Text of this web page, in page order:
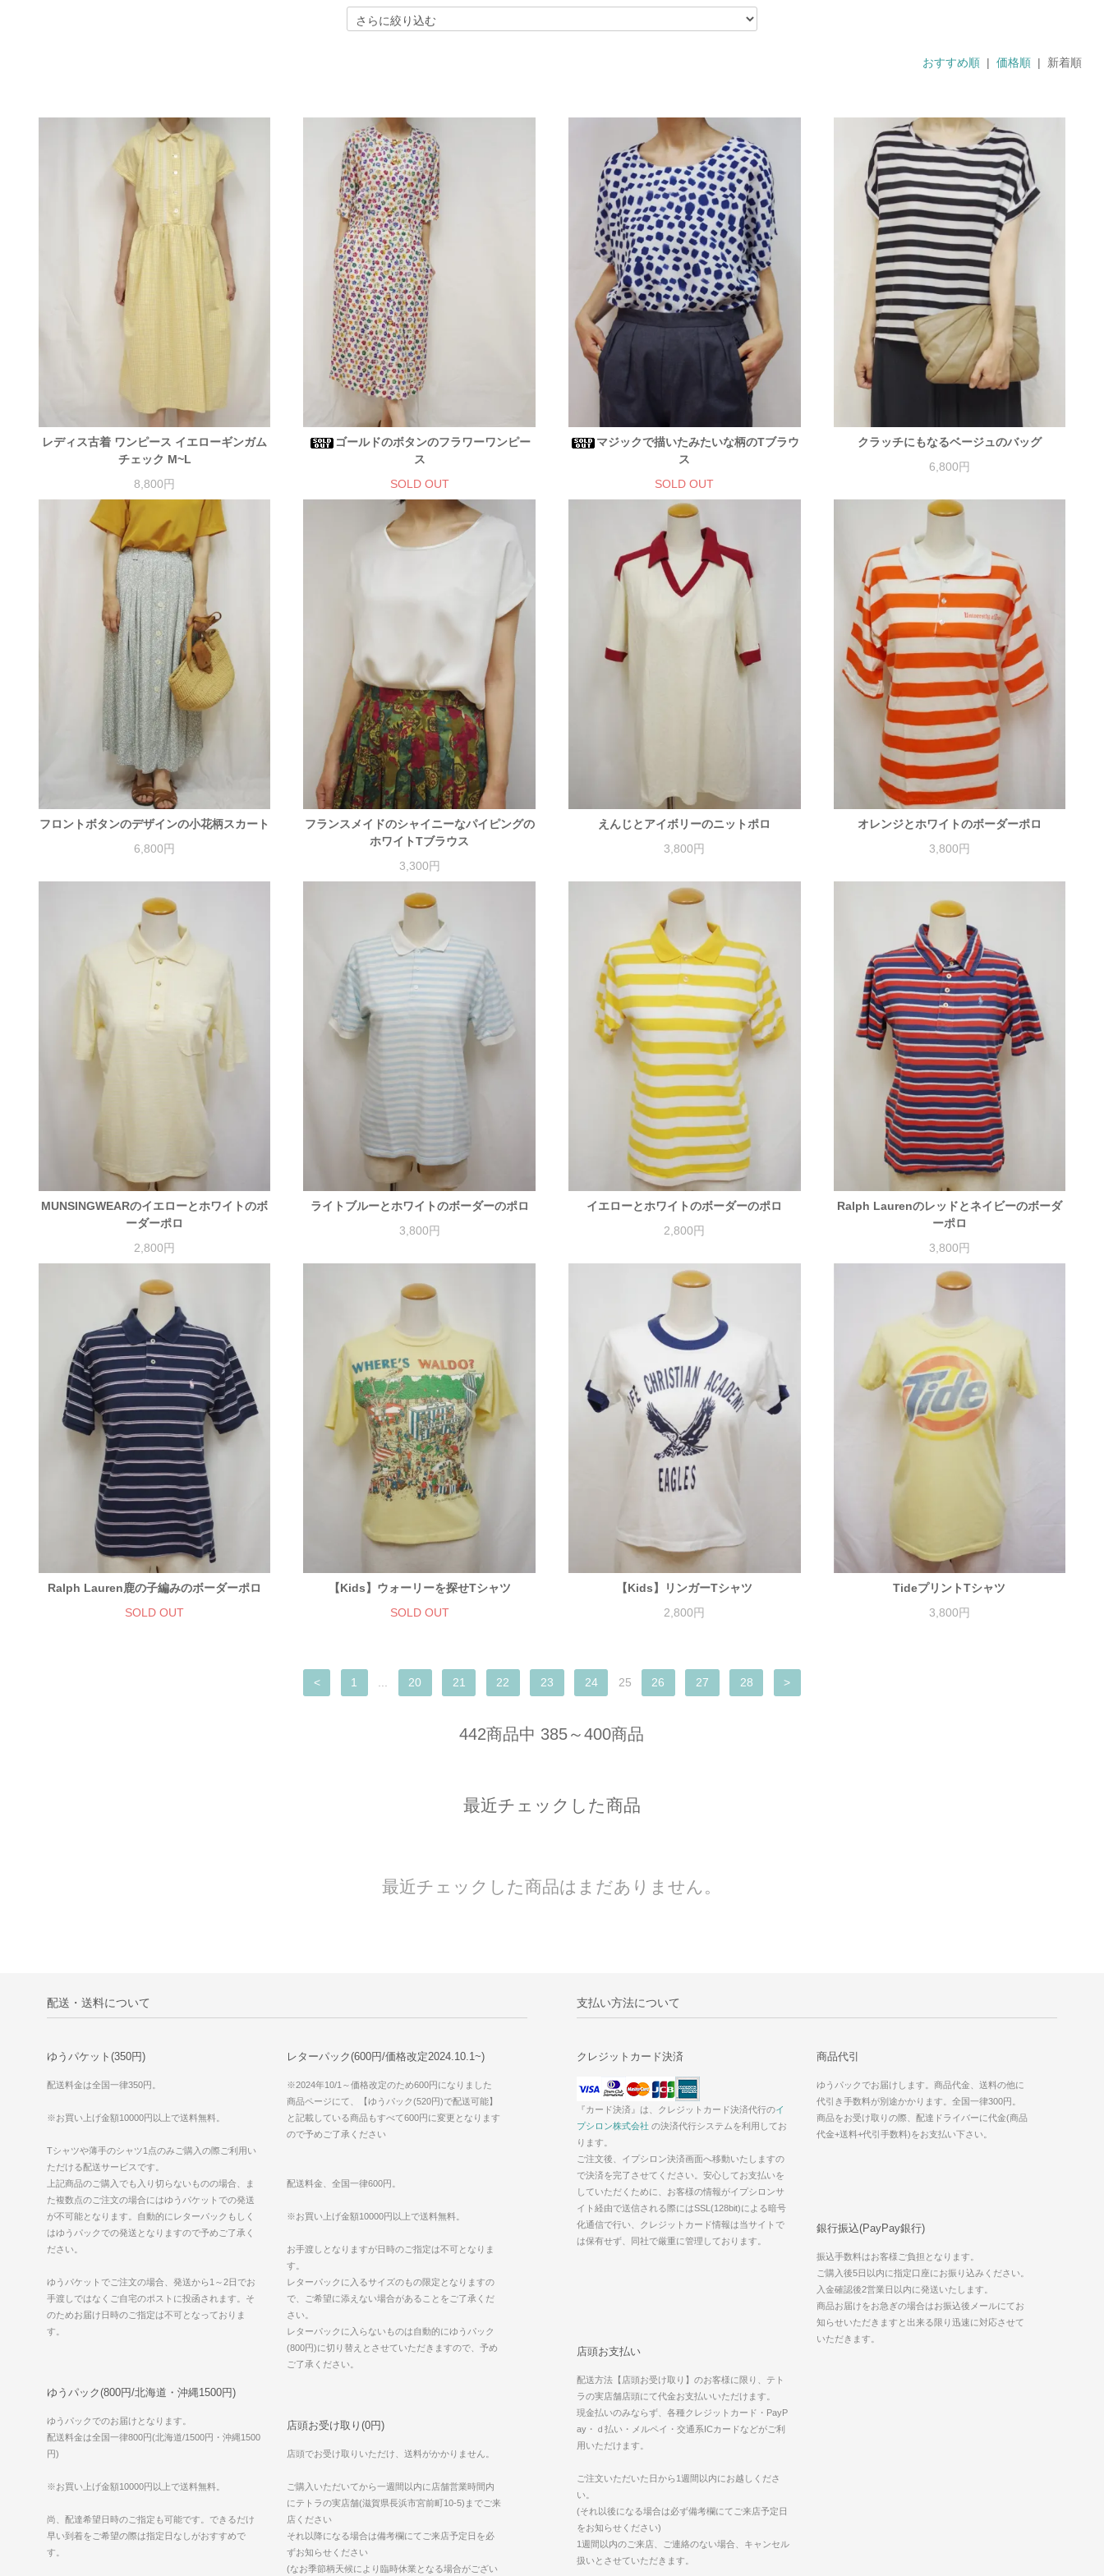
おすすめ順 |価格順 | 新着順
レディス古着 ワンピース イエローギンガム
チェック M~L
8,800円
ゴールドのボタンのフラワーワンピー
ス
SOLD OUT
マジックで描いたみたいな柄のTブラウ
ス
SOLD OUT
クラッチにもなるベージュのバッグ
6,800円
フロントボタンのデザインの小花柄スカート
6,800円
フランスメイドのシャイニーなパイピングの
ホワイトTブラウス
3,300円
えんじとアイボリーのニットポロ
3,800円
オレンジとホワイトのボーダーポロ
3,800円
MUNSINGWEARのイエローとホワイトのボ
ーダーポロ
2,800円
ライトブルーとホワイトのボーダーのポロ
3,800円
イエローとホワイトのボーダーのポロ
2,800円
Ralph Laurenのレッドとネイビーのボーダ
ーポロ
3,800円
Ralph Lauren鹿の子編みのボーダーポロ
SOLD OUT
【Kids】ウォーリーを探せTシャツ
SOLD OUT
【Kids】リンガーTシャツ
2,800円
TideプリントTシャツ
3,800円
< 1 ... 20 21 22 23 24 25 26 27 28 >
442商品中 385～400商品
最近チェックした商品
最近チェックした商品はまだありません。
配送・送料について
ゆうパケット(350円)
配送料金は全国一律350円。
※お買い上げ金額10000円以上で送料無料。
Tシャツや薄手のシャツ1点のみご購入の際ご利用い
ただける配送サービスです。
上記商品のご購入でも入り切らないものの場合、ま
た複数点のご注文の場合にはゆうパケットでの発送
が不可能となります。自動的にレターパックもしく
はゆうパックでの発送となりますので予めご了承く
ださい。
ゆうパケットでご注文の場合、発送から1～2日でお
手渡しではなくご自宅のポストに投函されます。そ
のためお届け日時のご指定は不可となっておりま
す。
レターパック(600円/価格改定2024.10.1~)
※2024年10/1～価格改定のため600円になりました
商品ページにて、【ゆうパック(520円)で配送可能】
と記載している商品もすべて600円に変更となります
ので予めご了承ください
配送料金、全国一律600円。
※お買い上げ金額10000円以上で送料無料。
お手渡しとなりますが日時のご指定は不可となりま
す。
レターパックに入るサイズのもの限定となりますの
で、ご希望に添えない場合があることをご了承くだ
さい。
レターパックに入らないものは自動的にゆうパック
(800円)に切り替えとさせていただきますので、予め
ご了承ください。
ゆうパック(800円/北海道・沖縄1500円)
ゆうパックでのお届けとなります。
配送料金は全国一律800円(北海道/1500円・沖縄1500
円)
※お買い上げ金額10000円以上で送料無料。
尚、配達希望日時のご指定も可能です。できるだけ
早い到着をご希望の際は指定日なしがおすすめで
す。
店頭お受け取り(0円)
店頭でお受け取りいただけ、送料がかかりません。
ご購入いただいてから一週間以内に店舗営業時間内
にテトラの実店舗(滋賀県長浜市宮前町10-5)までご来
店ください
それ以降になる場合は備考欄にてご来店予定日を必
ずお知らせください
(なお季節柄天候により臨時休業となる場合がござい
支払い方法について
クレジットカード決済
『カード決済』は、クレジットカード決済代行のイ
プシロン株式会社 の決済代行システムを利用してお
ります。
ご注文後、イプシロン決済画面へ移動いたしますの
で決済を完了させてください。安心してお支払いを
していただくために、お客様の情報がイプシロンサ
イト経由で送信される際にはSSL(128bit)による暗号
化通信で行い、クレジットカード情報は当サイトで
は保有せず、同社で厳重に管理しております。
商品代引
ゆうパックでお届けします。商品代金、送料の他に
代引き手数料が別途かかります。全国一律300円。
商品をお受け取りの際、配達ドライバーに代金(商品
代金+送料+代引手数料)をお支払い下さい。
銀行振込(PayPay銀行)
振込手数料はお客様ご負担となります。
ご購入後5日以内に指定口座にお振り込みください。
入金確認後2営業日以内に発送いたします。
商品お届けをお急ぎの場合はお振込後メールにてお
知らせいただきますと出来る限り迅速に対応させて
いただきます。
店頭お支払い
配送方法【店頭お受け取り】のお客様に限り、テト
ラの実店舗店頭にて代金お支払いいただけます。
現金払いのみならず、各種クレジットカード・PayP
ay・ｄ払い・メルペイ・交通系ICカードなどがご利
用いただけます。
ご注文いただいた日から1週間以内にお越しくださ
い。
(それ以後になる場合は必ず備考欄にてご来店予定日
をお知らせください)
1週間以内のご来店、ご連絡のない場合、キャンセル
扱いとさせていただきます。